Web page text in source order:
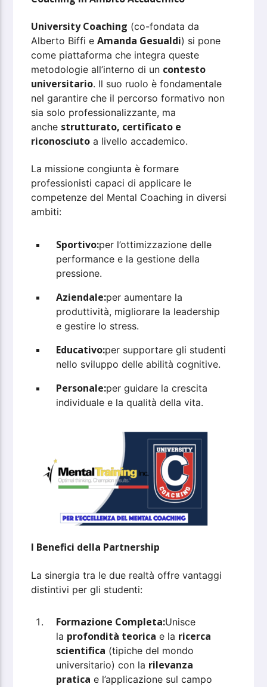
University Coaching (co-fondata da
Alberto Biffi eAmanda Gesualdi) si pone
come piattaforma che integra queste
metodologie all’interno di un contesto
universitario. Il suo ruolo è fondamentale
nel garantire che il percorso formativo non
sia solo professionalizzante, ma
anche strutturato, certificato e
riconosciuto a livello accademico.
La missione congiunta è formare
professionisti capaci di applicare le
competenze del Mental Coaching in diversi
ambiti:
Sportivo:per l’ottimizzazione delle
performance e la gestione della
pressione.
Aziendale:per aumentare la
produttività, migliorare la leadership
e gestire lo stress.
Educativo:per supportare gli studenti
nello sviluppo delle abilità cognitive.
Personale:per guidare la crescita
individuale e la qualità della vita.
I Benefici della Partnership
La sinergia tra le due realtà offre vantaggi
distintivi per gli studenti:
Formazione Completa:Unisce
la profondità teorica e la ricerca
scientifica (tipiche del mondo
universitario) con la rilevanza
pratica e l’applicazione sul campo